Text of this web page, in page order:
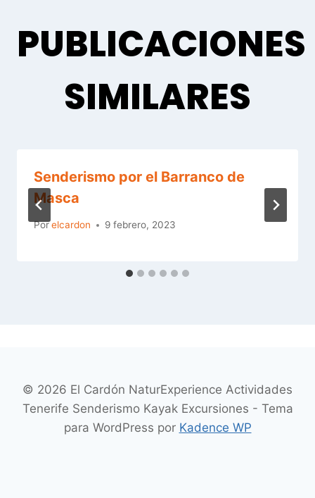
PUBLICACIONES
SIMILARES
Senderismo por el Barranco de
Masca
Porelcardon 9 febrero, 2023
© 2026 El Cardón NaturExperience Actividades
Tenerife Senderismo Kayak Excursiones - Tema
para WordPress por Kadence WP